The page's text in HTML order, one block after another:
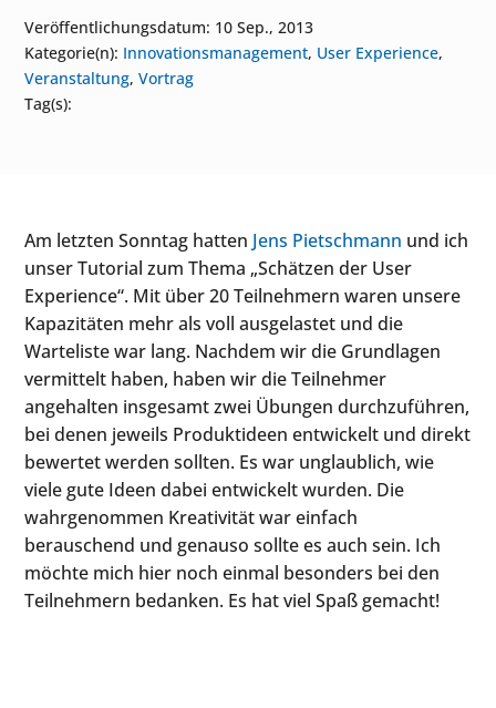
Veröffentlichungsdatum: 10 Sep., 2013
Kategorie(n): Innovationsmanagement, User Experience,
Veranstaltung,Vortrag
Tag(s):
Am letzten Sonntag hatten Jens Pietschmann und ich
unser Tutorial zum Thema „Schätzen der User
Experience“. Mit über 20 Teilnehmern waren unsere
Kapazitäten mehr als voll ausgelastet und die
Warteliste war lang. Nachdem wir die Grundlagen
vermittelt haben, haben wir die Teilnehmer
angehalten insgesamt zwei Übungen durchzuführen,
bei denen jeweils Produktideen entwickelt und direkt
bewertet werden sollten. Es war unglaublich, wie
viele gute Ideen dabei entwickelt wurden. Die
wahrgenommen Kreativität war einfach
berauschend und genauso sollte es auch sein. Ich
möchte mich hier noch einmal besonders bei den
Teilnehmern bedanken. Es hat viel Spaß gemacht!